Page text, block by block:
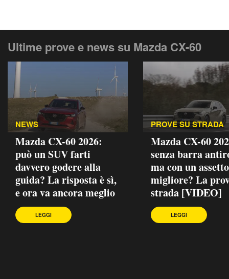
Ultime prove e news su Mazda CX-60
NEWS
Mazda CX-60 2026:
può un SUV farti
davvero godere alla
guida? La risposta è sì,
e ora va ancora meglio
LEGGI
PROVE SU STRADA
Mazda CX-60
senza barra
ma con un assetto
migliore? La
strada [VIDEO]
LEGGI